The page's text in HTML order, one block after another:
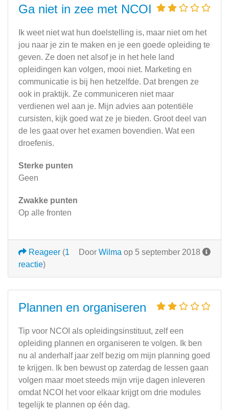
Ga niet in zee met NCOI
Ik weet niet wat hun doelstelling is, maar niet om het
jou naar je zin te maken en je een goede opleiding te
geven. Ze doen net alsof je in het hele land
opleidingen kan volgen, mooi niet. Marketing en
communicatie is bij hen hetzelfde. Dat brengen ze
ook in praktijk. Ze communiceren niet maar
verdienen wel aan je. Mijn advies aan potentiële
cursisten, kijk goed wat ze je bieden. Groot deel van
de les gaat over het examen bovendien. Wat een
droefenis.
Sterke punten
Geen
Zwakke punten
Op alle fronten
Door Wilma op 5 september 2018
Reageer (1
reactie)
Plannen en organiseren
Tip voor NCOI als opleidingsinstituut, zelf een
opleiding plannen en organiseren te volgen. Ik ben
nu al anderhalf jaar zelf bezig om mijn planning goed
te krijgen. Ik ben bewust op zaterdag de lessen gaan
volgen maar moet steeds mijn vrije dagen inleveren
omdat NCOI het voor elkaar krijgt om drie modules
tegelijk te plannen op één dag.